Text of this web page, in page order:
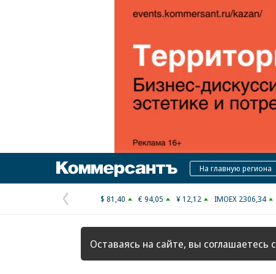
КоммерсантъНа главную региона
Предыдущая
страница
$ 81,40 € 94,05 ¥ 12,12 IMOEX 2306,34
Оставаясь на сайте, вы соглашаетесь с